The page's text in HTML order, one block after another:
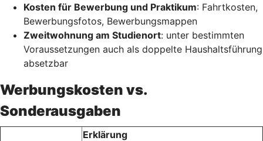
Kosten für Bewerbung und Praktikum: Fahrtkosten,
Bewerbungsfotos, Bewerbungsmappen
Zweitwohnung am Studienort: unter bestimmten
Voraussetzungen auch als doppelte Haushaltsführung
absetzbar
Werbungskosten vs.
Sonderausgaben
Erklärung